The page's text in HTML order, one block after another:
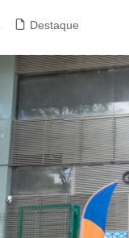
Destaque